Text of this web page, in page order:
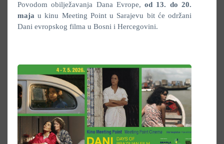
Povodom obilježavanja Dana Evrope,od 13. do 20.
maja u kinu Meeting Point u Sarajevu bit će održani
Dani evropskog filma u Bosni i Hercegovini.